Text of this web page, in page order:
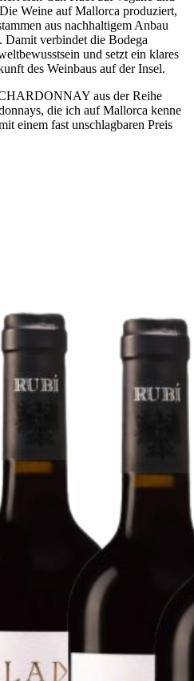
Weine auf Mallorca produziert,
aus nachhaltigem Anbau
Damit verbindet die Bodega
und setzt ein klares
des Weinbaus auf der Insel.
aus der Reihe
die ich auf Mallorca kenne
einem fast unschlagbaren Preis